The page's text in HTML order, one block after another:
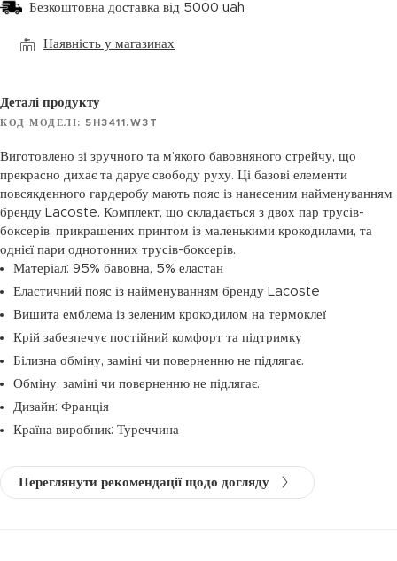
Безкоштовна доставка від 5000 uah
Наявність у магазинах
Деталі продукту
КОД МОДЕЛІ: 5H3411.W3T
Виготовлено зі зручного та м’якого бавовняного стрейчу, що
прекрасно дихає та дарує свободу руху. Ці базові елементи
повсякденного гардеробу мають пояс із нанесеним найменуванням
бренду Lacoste. Комплект, що складається з двох пар трусів-
боксерів, прикрашених принтом із маленькими крокодилами, та
однієї пари однотонних трусів-боксерів.
Матеріал: 95% бавовна, 5% еластан
Еластичний пояс із найменуванням бренду Lacoste
Вишита емблема із зеленим крокодилом на термоклеї
Крій забезпечує постійний комфорт та підтримку
Білизна обміну, заміні чи поверненню не підлягає.
Обміну, заміні чи поверненню не підлягає.
Дизайн: Франція
Країна виробник: Туреччина
Переглянути рекомендації щодо догляду